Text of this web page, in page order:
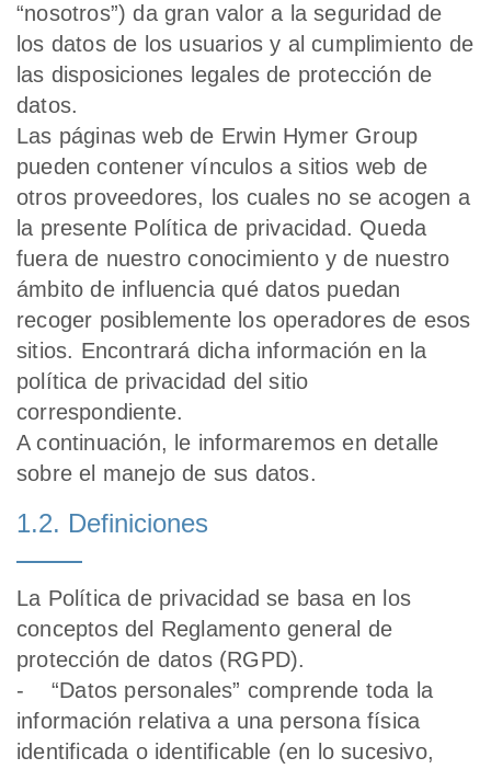
“nosotros”) da gran valor a la seguridad de
los datos de los usuarios y al cumplimiento de
las disposiciones legales de protección de
datos.
Las páginas web de Erwin Hymer Group
pueden contener vínculos a sitios web de
otros proveedores, los cuales no se acogen a
la presente Política de privacidad. Queda
fuera de nuestro conocimiento y de nuestro
ámbito de influencia qué datos puedan
recoger posiblemente los operadores de esos
sitios. Encontrará dicha información en la
política de privacidad del sitio
correspondiente.
A continuación, le informaremos en detalle
sobre el manejo de sus datos.
1.2. Definiciones
La Política de privacidad se basa en los
conceptos del Reglamento general de
protección de datos (RGPD).
- “Datos personales” comprende toda la
información relativa a una persona física
identificada o identificable (en lo sucesivo,